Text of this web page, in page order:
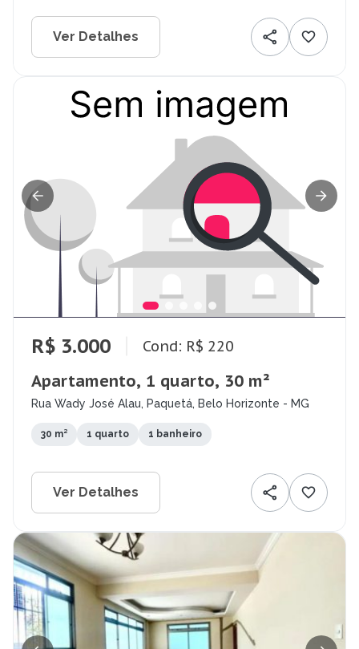
Ver Detalhes
R$ 3.000 Cond: R$ 220
Apartamento, 1 quarto, 30 m²
Rua Wady José Alau, Paquetá, Belo Horizonte - MG
30 m² 1 quarto 1 banheiro
Ver Detalhes